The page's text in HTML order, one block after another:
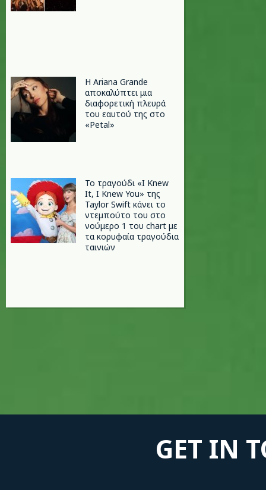
Η Ariana Grande
αποκαλύπτει μια
διαφορετική πλευρά
του εαυτού της στο
«Petal»
Το τραγούδι «I Knew
It, I Knew You» της
Taylor Swift κάνει το
ντεμπούτο του στο
νούμερο 1 του chart με
τα κορυφαία τραγούδια
ταινιών
GET IN